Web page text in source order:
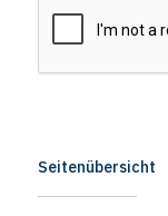
Seitenübersicht